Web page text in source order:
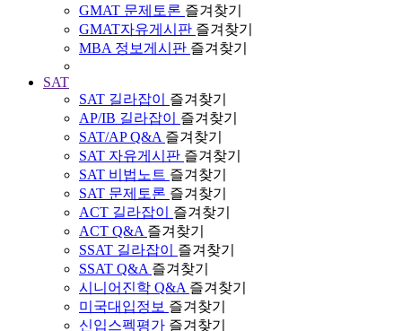
GMAT 문제토론 즐겨찾기
GMAT자유게시판 즐겨찾기
MBA 정보게시판 즐겨찾기
SAT
SAT 길라잡이
즐겨찾기
AP/IB 길라잡이
즐겨찾기
SAT/AP Q&A 즐겨찾기
SAT 자유게시판 즐겨찾기
SAT 비법노트 즐겨찾기
SAT 문제토론 즐겨찾기
ACT 길라잡이
즐겨찾기
ACT Q&A 즐겨찾기
SSAT 길라잡이
즐겨찾기
SSAT Q&A 즐겨찾기
시니어진학 Q&A 즐겨찾기
미국대입정보 즐겨찾기
신입스펙평가 즐겨찾기